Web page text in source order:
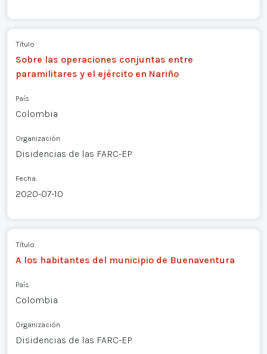
Título
Sobre las operaciones conjuntas entre
paramilitares y el ejército en Nariño
País
Colombia
Organización
Disidencias de las FARC-EP
Fecha
2020-07-10
Título
A los habitantes del municipio de Buenaventura
País
Colombia
Organización
Disidencias de las FARC-EP